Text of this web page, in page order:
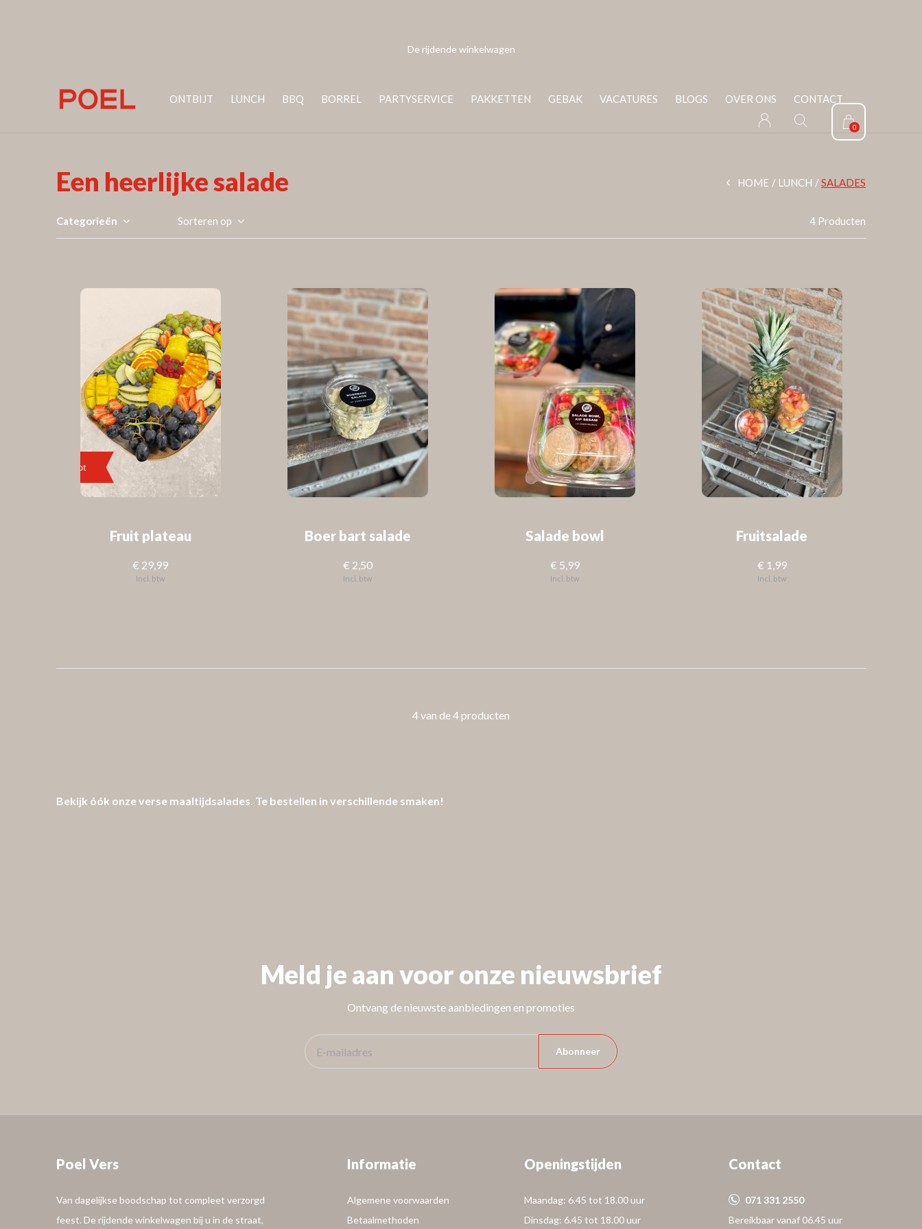
ONTBIJT LUNCH BBQ BORREL PARTYSERVICE PAKKETTEN GEBAK VACATURES BLOGS OVER ONS CONTACT
0
De rijdende winkelwagen
Een heerlijke salade HOME LUNCH SALADES
Categorieën Sorteren op 4 Producten
Fruit plateau
€ 29,99
Incl. btw
Boer bart salade
€ 2,50
Incl. btw
Salade bowl
€ 5,99
Incl. btw
Fruitsalade
€ 1,99
Incl. btw
4 van de 4 producten
Bekijk óók onze verse maaltijdsalades. Te bestellen in verschillende smaken!
Meld je aan voor onze nieuwsbrief
Ontvang de nieuwste aanbiedingen en promoties
Abonneer
Poel Vers
Van dagelijkse boodschap tot compleet verzorgd
feest. De rijdende winkelwagen bij u in de straat,
Informatie
Algemene voorwaarden
Betaalmethoden
Openingstijden
Maandag: 6.45 tot 18.00 uur
Dinsdag: 6.45 tot 18.00 uur
Contact
071 331 2550
Bereikbaar vanaf 06.45 uur